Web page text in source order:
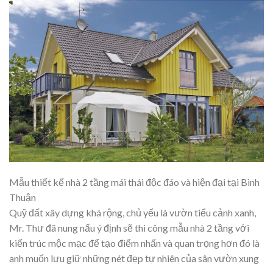
Mẫu thiết kế nhà 2 tầng mái thái độc đáo và hiện đại tại Bình
Thuận
Quỹ đất xây dựng khá rộng, chủ yếu là vườn tiểu cảnh xanh,
Mr. Thư đã nung nấu ý định sẽ thi công mẫu nhà 2 tầng với
kiến trúc mộc mạc để tạo điểm nhấn và quan trọng hơn đó là
anh muốn lưu giữ những nét đẹp tự nhiên của sân vườn xung